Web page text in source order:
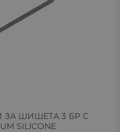
ЗА ШИШЕТА 3 БР С
SILICONE